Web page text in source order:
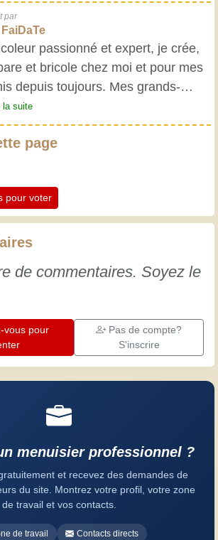
par
FaiDaTe
passionné et expert, je crée,
et bricole chez moi et pour mes
depuis toujours. Mes grands-
m'ont initié très jeune, et
j'ai acquis une riche expérience.
est essentielle ! Elle nous
Apprenons ensemble ;
jour est une occasion de
Amusez-vous bien !
la suite
page
pour voter
de commentaires. Soyez le
vous pour
Pas de compte?
S'inscrire
menuisier professionnel ?
et recevez des demandes de
du site. Montrez votre profil, votre zone
de travail et vos contacts.
de travail
Contacts directs